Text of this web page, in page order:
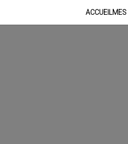
ACCUEILMES